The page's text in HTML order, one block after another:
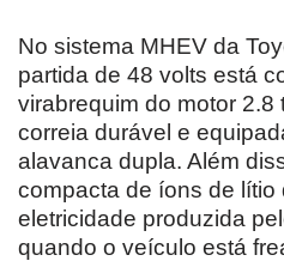
No sistema MHEV da
partida de 48 volts está
virabrequim do motor 2.8
correia durável e
alavanca dupla. Além
compacta de íons de lítio
eletricidade produzida
quando o veículo está